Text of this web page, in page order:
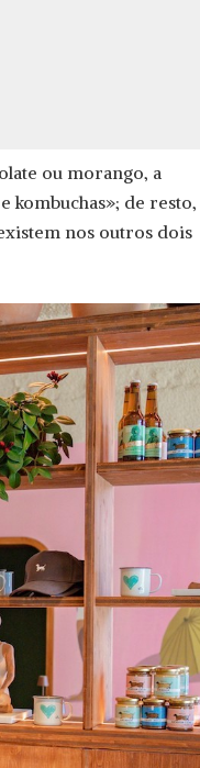
ou morango, a
kombuchas»; de resto,
nos outros dois